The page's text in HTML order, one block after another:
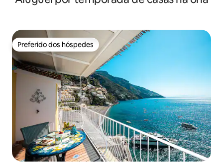
Preferido dos hóspedes
Preferido dos hóspedes